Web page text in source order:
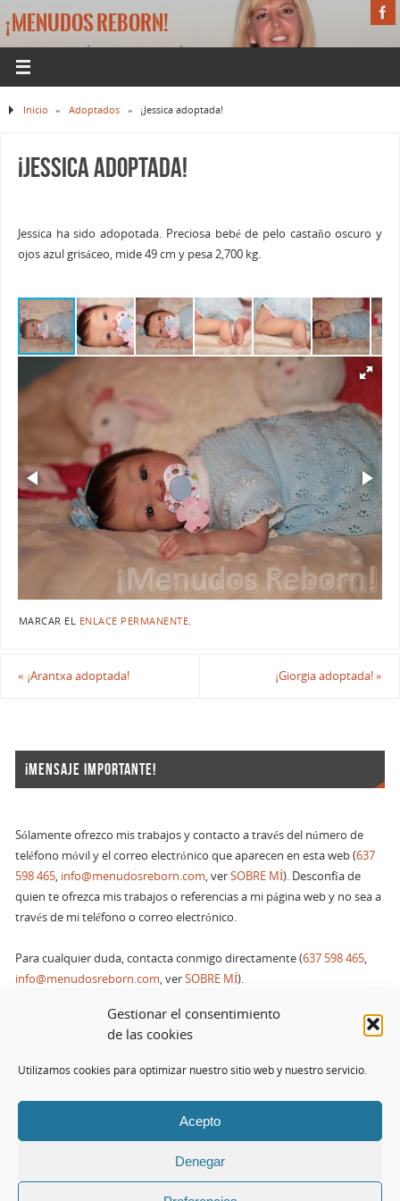
Gestionar el consentimiento
de las cookies
Utilizamos cookies para optimizar nuestro sitio web y nuestro servicio.
Acepto
Denegar
¡MENUDOS REBORN!
LA WEB DE BEBÉS REBORN DE MÓNICA
Inicio » Adoptados » ¡Jessica adoptada!
¡Jessica adoptada!
Jessica ha sido adopotada. Preciosa bebé de pelo castaño oscuro y
ojos azul grisáceo, mide 49 cm y pesa 2,700 kg.
MARCAR EL ENLACE PERMANENTE
« ¡Arantxa adoptada! ¡Giorgia adoptada!»
¡MENSAJE IMPORTANTE!
Sólamente ofrezco mis trabajos y contacto a través del número de
teléfono móvil y el correo electrónico que aparecen en esta web (637
598 465, info@menudosreborn.com, verSOBRE MÍ). Desconfía de
quien te ofrezca mis trabajos o referencias a mi página web y no sea a
través de mi teléfono o correo electrónico.
Para cualquier duda, contacta conmigo directamente (637 598 465,
info@menudosreborn.com, verSOBRE MÍ).
Usted puede revocar en cualquier momento su conformidad en usar
cookies pulsando el siguiente botón [cookies_revoke]
© Todos los derechos reservados.
info@menudosreborn.com
FUNCIONA CONPARABOLA&WORDPRESS.